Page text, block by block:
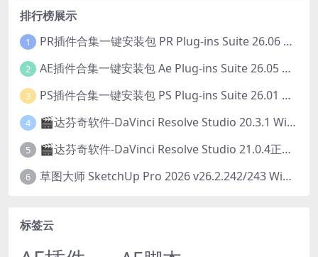
排行榜展示
1 PR插件合集一键安装包 PR Plug-ins Suite 26.06 一键安装PR所有常用插件！
2 AE插件合集一键安装包 Ae Plug-ins Suite 26.05 一键安装AE所有常用插件！
3 PS插件合集一键安装包 PS Plug-ins Suite 26.01 一键安装PS所有常用插件！
4 🎬达芬奇软件-DaVinci Resolve Studio 20.3.1 Win/Mac中文破解版下载
5 🎬达芬奇软件-DaVinci Resolve Studio 21.0.4正式版 Win/Mac中文破解版下载
6 草图大师 SketchUp Pro 2026 v26.2.242/243 Win/Mac破解版 中文版/英文版
标签云